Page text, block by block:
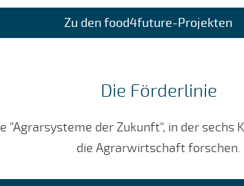
Zu den food4future-Projekten
Die Förderlinie
der Zukunft", in der
die Agrarwirtschaft forschen.